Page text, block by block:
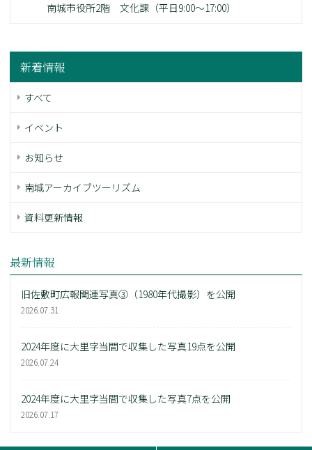
南城市役所2階 文化課（平日9:00～17:00）
新着情報
すべて
イベント
お知らせ
南城アーカイブツーリズム
資料更新情報
最新情報
旧佐敷町広報関連写真③（1980年代撮影）を公開
2026.07.31
2024年度に大里字当間で収集した写真19点を公開
2026.07.24
2024年度に大里字当間で収集した写真7点を公開
2026.07.17